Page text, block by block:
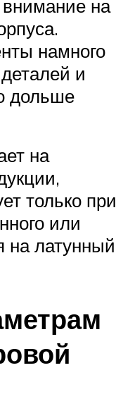
внимание на
намного
и
дольше
на
только при
или
на латунный